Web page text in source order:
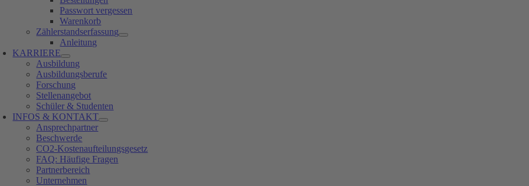
Passwort vergessen
Warenkorb
Zählerstandserfassung
Anleitung
KARRIERE
Ausbildung
Ausbildungsberufe
Forschung
Stellenangebot
Schüler & Studenten
INFOS & KONTAKT
Ansprechpartner
Beschwerde
CO2-Kostenaufteilungsgesetz
FAQ: Häufige Fragen
Partnerbereich
Unternehmen